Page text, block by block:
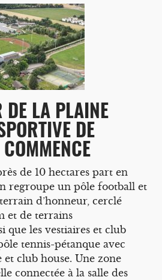
DE LA PLAINE
DE
de 10 hectares part en
regroupe un pôle football et
d’honneur, cerclé
et de terrains
que les vestiaires et club
tennis-pétanque avec
club house. Une zone
connectée à la salle des